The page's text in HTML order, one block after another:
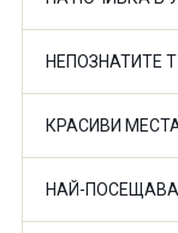
НЕПОЗНАТИТЕ
КРАСИВИ
НАЙ-